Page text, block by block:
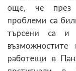
още, че през
проблеми са
търсени са и
работещи в